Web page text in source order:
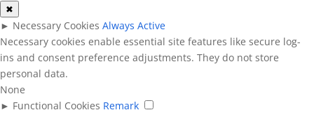
✖
► Necessary Cookies Always Active
Necessary cookies enable essential site features like secure log-
ins and consent preference adjustments. They do not store
personal data.
None
► Functional Cookies Remark